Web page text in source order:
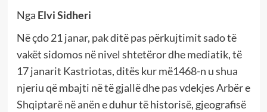
Nga Elvi Sidheri
Në çdo 21 janar, pak ditë pas përkujtimit sado të
vakët sidomos në nivel shtetëror dhe mediatik, të
17 janarit Kastriotas, ditës kur më1468-n u shua
njeriu që mbajti në të gjallë dhe pas vdekjes Arbër e
Shqiptarë në anën e duhur të historisë, gjeografisë